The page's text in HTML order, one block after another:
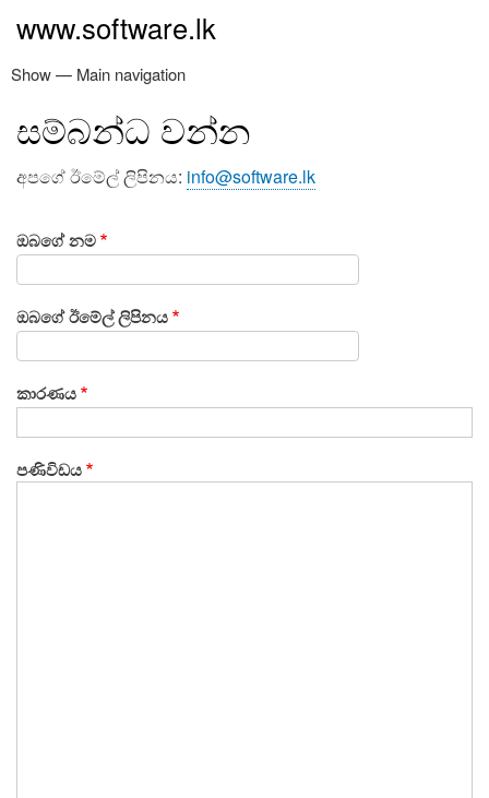
www.software.lk
Main
navigation
Show — Main navigation
නිවස
මෘදුකාංග නිපැයුම්
සේවා
අප ගැන
සම්බන්ධ වන්න
සම්බන්ධ වන්න
අපගේ ඊමේල් ලිපිනය: info@software.lk
ඔබගේ නම
ඔබගේ ඊමේල් ලිපිනය
කාරණය
පණිවිඩය